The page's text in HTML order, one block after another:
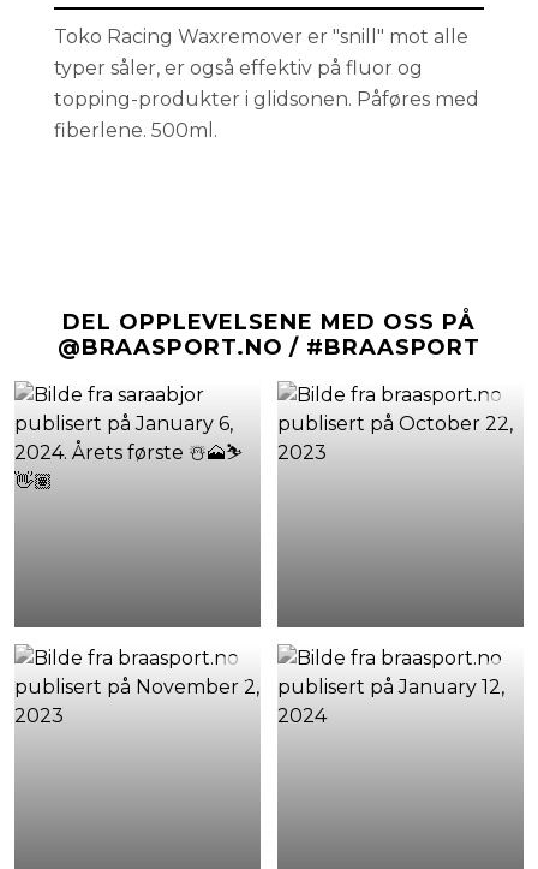
Toko Racing Waxremover er "snill" mot alle
typer såler, er også effektiv på fluor og
topping-produkter i glidsonen. Påføres med
fiberlene. 500ml.
DEL OPPLEVELSENE MED OSS PÅ
@BRAASPORT.NO / #BRAASPORT